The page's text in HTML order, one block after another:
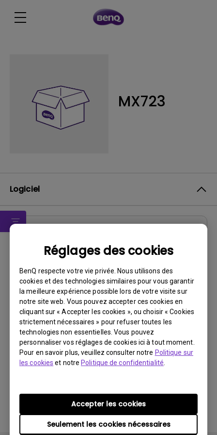
Réglages des cookies
BenQ respecte votre vie privée. Nous utilisons des
cookies et des technologies similaires pour vous garantir
la meilleure expérience possible lors de votre visite sur
notre site web. Vous pouvez accepter ces cookies en
cliquant sur « Accepter les cookies », ou choisir « Cookies
strictement nécessaires » pour refuser toutes les
technologies non essentielles. Vous pouvez
personnaliser vos réglages de cookies ici à tout moment.
Pour en savoir plus, veuillez consulter notre Politique sur
les cookies et notre Politique de confidentialité
Seulement les cookies nécessaires
Accepter les cookies
MX723
Logiciel
DMS Local WW
Système d’exploitation: Windows
OS Version:
V 3.2.9.0
Mise à jour: 2025/07/10
Taille du fichier:88.61 MB
Télécharger
En utilisant l'un des logiciels ci-dessus, vous acceptez
les conditions de notrecontrat de licence utilisateur
final.